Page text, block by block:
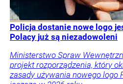
Policja dostanie nowe logo
Polacy już są niezadowoleni
Ministerstwo Spraw
projekt rozporządzenia, który
zasady używania nowego logo